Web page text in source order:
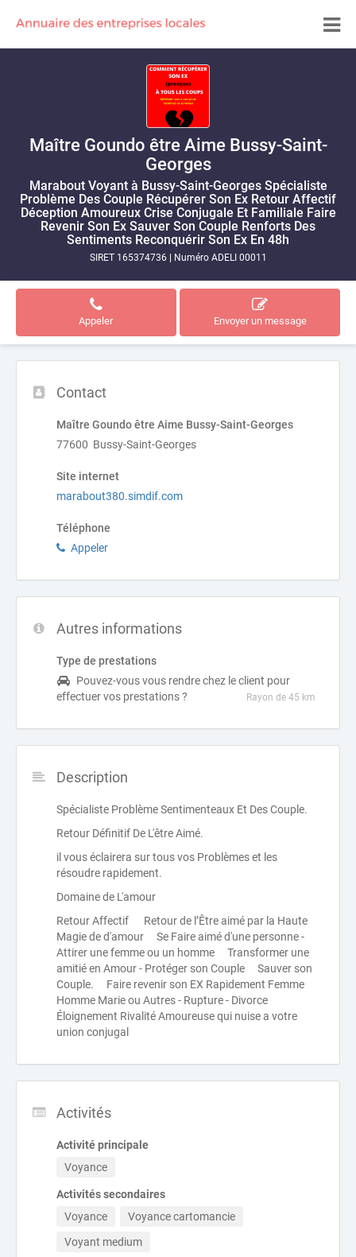
Maître Goundo être Aime Bussy-Saint-
Georges
Marabout Voyant à Bussy-Saint-Georges Spécialiste
Problème Des Couple Récupérer Son Ex Retour Affectif
Déception Amoureux Crise Conjugale Et Familiale Faire
Revenir Son Ex Sauver Son Couple Renforts Des
Sentiments Reconquérir Son Ex En 48h
SIRET 165374736 Numéro ADELI 00011
Appeler Envoyer un message
Contact
Maître Goundo être Aime Bussy-Saint-Georges
77600 Bussy-Saint-Georges
Site internet
marabout380.simdif.com
Téléphone
Appeler
Autres informations
Type de prestations
Pouvez-vous vous rendre chez le client pour
effectuer vos prestations ?
Rayon de 45 km
Description
Spécialiste Problème Sentimenteaux Et Des Couple.
Retour Définitif De L'être Aimé.
il vous éclairera sur tous vos Problèmes et les
résoudre rapidement.
Domaine de L'amour
Retour Affectif Retour de l’Être aimé par la Haute
Magie de d'amour Se Faire aimé d'une personne -
Attirer une femme ou un homme Transformer une
amitié en Amour - Protéger son Couple Sauver son
Couple. Faire revenir son EX Rapidement Femme
Homme Marie ou Autres - Rupture - Divorce
Éloignement Rivalité Amoureuse qui nuise a votre
union conjugal
Activités
Activité principale
Voyance
Activités secondaires
Voyance
Voyance cartomancie
Voyant medium